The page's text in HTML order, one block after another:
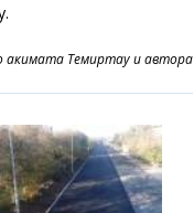
акимата Темиртау и автора